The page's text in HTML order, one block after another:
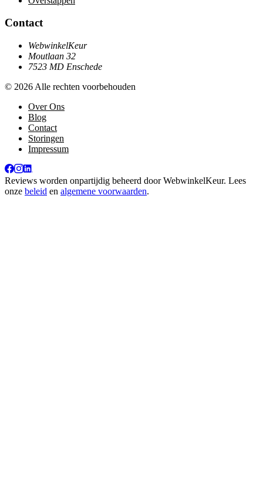
Contact
WebwinkelKeur
Moutlaan 32
7523 MD Enschede
© 2026 Alle rechten voorbehouden
Over Ons
Blog
Contact
Storingen
Impressum
Reviews worden onpartijdig beheerd doorWebwinkelKeur. Lees
onze beleid en algemene voorwaarden.